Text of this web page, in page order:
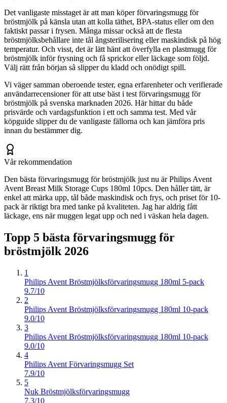
Det vanligaste misstaget är att man köper förvaringsmugg för
bröstmjölk på känsla utan att kolla täthet, BPA-status eller om den
faktiskt passar i frysen. Många missar också att de flesta
bröstmjölksbehållare inte tål ångsterilisering eller maskindisk på hög
temperatur. Och visst, det är lätt hänt att överfylla en plastmugg för
bröstmjölk inför frysning och få sprickor eller läckage som följd.
Välj rätt från början så slipper du kladd och onödigt spill.
Vi väger samman oberoende tester, egna erfarenheter och verifierade
användarrecensioner för att utse bäst i test förvaringsmugg för
bröstmjölk på svenska marknaden 2026. Här hittar du både
prisvärde och vardagsfunktion i ett och samma test. Med vår
köpguide slipper du de vanligaste fällorna och kan jämföra pris
innan du bestämmer dig.
Vår rekommendation
Den bästa förvaringsmugg för bröstmjölk just nu är Philips Avent
Avent Breast Milk Storage Cups 180ml 10pcs. Den håller tätt, är
enkel att märka upp, tål både maskindisk och frys, och priset för 10-
pack är riktigt bra med tanke på kvaliteten. Jag har aldrig fått
läckage, ens när muggen legat upp och ned i väskan hela dagen.
Topp 5 bästa förvaringsmugg för
bröstmjölk 2026
1
Philips Avent Bröstmjölksförvaringsmugg 180ml 5-pack
9.7/10
2
Philips Avent Bröstmjölksförvaringsmugg 180ml 10-pack
9.0/10
3
Philips Avent Bröstmjölksförvaringsmugg 180ml 10-pack
9.0/10
4
Philips Avent Förvaringsmugg Set
7.9/10
5
Nuk Bröstmjölksförvaringsmugg
7.3/10